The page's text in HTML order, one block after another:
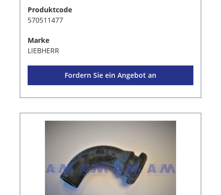
Produktcode
570511477
Marke
LIEBHERR
Fordern Sie ein Angebot an